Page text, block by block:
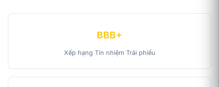
BBB+
Xếp hạng Tín nhiệm Trái phiếu